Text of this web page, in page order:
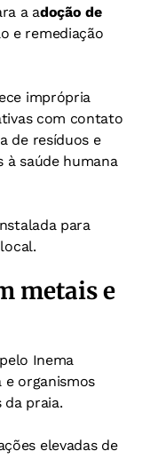
a adoção de
e remediação
imprópria
com contato
de resíduos e
à saúde humana
para
metais e
Inema
e organismos
praia.
elevadas de